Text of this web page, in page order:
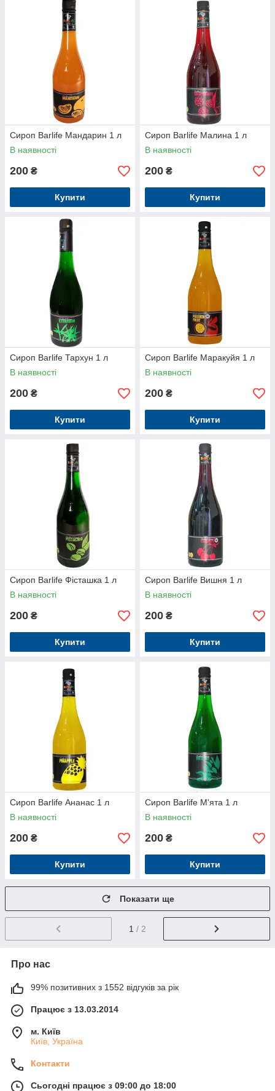
Сироп Barlife Мандарин 1 л
В наявності
200 ₴
Купити
Сироп Barlife Малина 1 л
В наявності
200 ₴
Купити
Сироп Barlife Тархун 1 л
В наявності
200 ₴
Купити
Сироп Barlife Маракуйя 1 л
В наявності
200 ₴
Купити
Сироп Barlife Фісташка 1 л
В наявності
200 ₴
Купити
Сироп Barlife Вишня 1 л
В наявності
200 ₴
Купити
Сироп Barlife Ананас 1 л
В наявності
200 ₴
Купити
Сироп Barlife М'ята 1 л
В наявності
200 ₴
Купити
Показати ще
1 / 2
Про нас
99% позитивних з 1552 відгуків за рік
Працює з 13.03.2014
м. Київ
Київ, Україна
Контакти
Сьогодні працює з 09:00 до 18:00